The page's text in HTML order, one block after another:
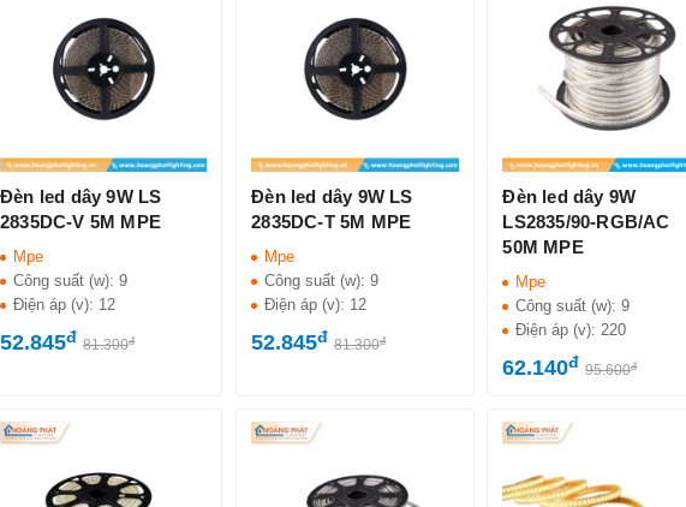
Đèn led dây 9W LS
2835DC-V 5M MPE
Mpe
Công suất (w):9
Điện áp (v): 12
52.845đ 81.300đ
Đèn led dây 9W LS
2835DC-T 5M MPE
Mpe
Công suất (w):9
Điện áp (v): 12
52.845đ 81.300đ
Đèn led dây 9W
LS2835/90-RGB/AC
50M MPE
Mpe
Công suất (w):9
Điện áp (v):220
62.140đ 95.600đ